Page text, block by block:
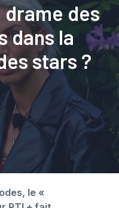
drame des
dans la
stars ?
le «